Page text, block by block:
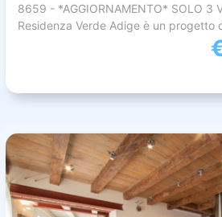
8659 - *AGGIORNAMENTO* SOLO 3
Residenza Verde Adige è un progetto